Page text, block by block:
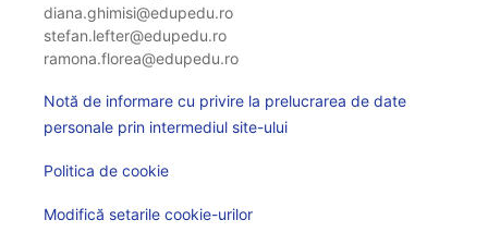
diana.ghimisi@edupedu.ro
stefan.lefter@edupedu.ro
ramona.florea@edupedu.ro
Notă de informare cu privire la prelucrarea de date
personale prin intermediul site-ului
Politica de cookie
Modifică setarile cookie-urilor